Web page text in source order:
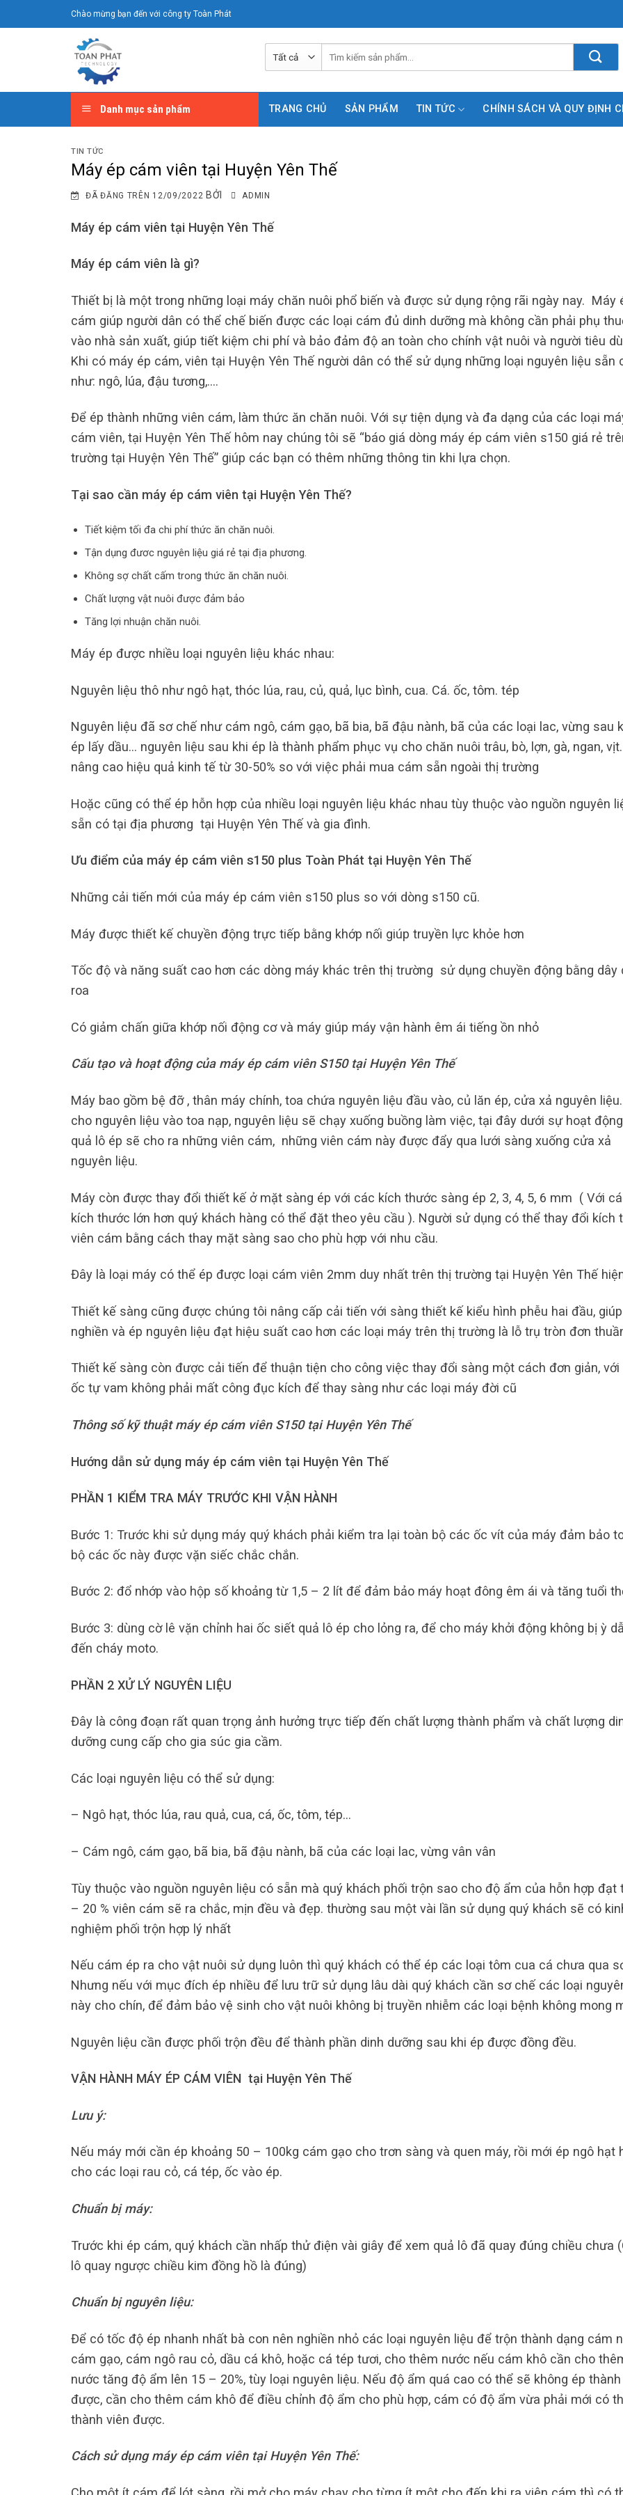
đến
Chào mừng bạn đến với công ty Toàn Phát
Danh mục sản phẩm TRANG CHỦ SẢN PHẨM TIN TỨC CHÍNH SÁCH VÀ QUY ĐỊNH
TIN TỨC
Máy ép cám viên tại Huyện Yên Thế
ĐÃ ĐĂNG TRÊN 12/09/2022 BỞI ADMIN
Máy ép cám viên tại Huyện Yên Thế
Máy ép cám viên là gì?
Thiết bị là một trong những loại máy chăn nuôi phổ biến và được sử dụng rộng rãi ngày nay. Máy
cám giúp người dân có thể chế biến được các loại cám đủ dinh dưỡng mà không cần phải phụ
vào nhà sản xuất, giúp tiết kiệm chi phí và bảo đảm độ an toàn cho chính vật nuôi và người tiêu
Khi có máy ép cám, viên tại Huyện Yên Thế người dân có thể sử dụng những loại nguyên liệu sẵn
như: ngô, lúa, đậu tương,….
Để ép thành những viên cám, làm thức ăn chăn nuôi. Với sự tiện dụng và đa dạng của các loại
cám viên, tại Huyện Yên Thế hôm nay chúng tôi sẽ “báo giá dòng máy ép cám viên s150 giá rẻ
trường tại Huyện Yên Thế” giúp các bạn có thêm những thông tin khi lựa chọn.
Tại sao cần máy ép cám viên tại Huyện Yên Thế?
Tiết kiệm tối đa chi phí thức ăn chăn nuôi.
Tận dụng đươc nguyên liệu giá rẻ tại địa phương.
Không sợ chất cấm trong thức ăn chăn nuôi.
Chất lượng vật nuôi được đảm bảo
Tăng lợi nhuận chăn nuôi.
Máy ép được nhiều loại nguyên liệu khác nhau:
Nguyên liệu thô như ngô hạt, thóc lúa, rau, củ, quả, lục bình, cua. Cá. ốc, tôm. tép
Nguyên liệu đã sơ chế như cám ngô, cám gạo, bã bia, bã đậu nành, bã của các loại lac, vừng sau
ép lấy dầu… nguyên liệu sau khi ép là thành phẩm phục vụ cho chăn nuôi trâu, bò, lợn, gà, ngan,
nâng cao hiệu quả kinh tế từ 30-50% so với việc phải mua cám sẵn ngoài thị trường
Hoặc cũng có thể ép hỗn hợp của nhiều loại nguyên liệu khác nhau tùy thuộc vào nguồn nguyên
sẵn có tại địa phương tại Huyện Yên Thế và gia đình.
Ưu điểm của máy ép cám viên s150 plus Toàn Phát tại Huyện Yên Thế
Những cải tiến mới của máy ép cám viên s150 plus so với dòng s150 cũ.
Máy được thiết kế chuyền động trực tiếp bằng khớp nối giúp truyền lực khỏe hơn
Tốc độ và năng suất cao hơn các dòng máy khác trên thị trường sử dụng chuyền động bằng dây
roa
Có giảm chấn giữa khớp nối động cơ và máy giúp máy vận hành êm ái tiếng ồn nhỏ
Cấu tạo và hoạt động của máy ép cám viên S150 tại Huyện Yên Thế
Máy bao gồm bệ đỡ , thân máy chính, toa chứa nguyên liệu đầu vào, củ lăn ép, cửa xả nguyên
cho nguyên liệu vào toa nạp, nguyên liệu sẽ chạy xuống buồng làm việc, tại đây dưới sự hoạt
quả lô ép sẽ cho ra những viên cám, những viên cám này được đẩy qua lưới sàng xuống cửa xả
nguyên liệu.
Máy còn được thay đổi thiết kế ở mặt sàng ép với các kích thước sàng ép 2, 3, 4, 5, 6 mm ( Với
kích thước lớn hơn quý khách hàng có thể đặt theo yêu cầu ). Người sử dụng có thể thay đổi kích
viên cám bằng cách thay mặt sàng sao cho phù hợp với nhu cầu.
Đây là loại máy có thể ép được loại cám viên 2mm duy nhất trên thị trường tại Huyện Yên Thế
Thiết kế sàng cũng được chúng tôi nâng cấp cải tiến với sàng thiết kế kiểu hình phễu hai đầu, giúp
nghiền và ép nguyên liệu đạt hiệu suất cao hơn các loại máy trên thị trường là lỗ trụ tròn đơn
Thiết kế sàng còn được cải tiến để thuận tiện cho công việc thay đổi sàng một cách đơn giản, với
ốc tự vam không phải mất công đục kích để thay sàng như các loại máy đời cũ
Thông số kỹ thuật máy ép cám viên S150 tại Huyện Yên Thế
Hướng dẫn sử dụng máy ép cám viên tại Huyện Yên Thế
PHẦN 1 KIỂM TRA MÁY TRƯỚC KHI VẬN HÀNH
Bước 1: Trước khi sử dụng máy quý khách phải kiểm tra lại toàn bộ các ốc vít của máy đảm bảo
bộ các ốc này được vặn siếc chắc chắn.
Bước 2: đổ nhớp vào hộp số khoảng từ 1,5 – 2 lít để đảm bảo máy hoạt đông êm ái và tăng tuổi
Bước 3: dùng cờ lê vặn chỉnh hai ốc siết quả lô ép cho lỏng ra, để cho máy khởi động không bị ỳ
đến cháy moto.
PHẦN 2 XỬ LÝ NGUYÊN LIỆU
Đây là công đoạn rất quan trọng ảnh hưởng trực tiếp đến chất lượng thành phẩm và chất lượng
dưỡng cung cấp cho gia súc gia cầm.
Các loại nguyên liệu có thể sử dụng:
– Ngô hạt, thóc lúa, rau quả, cua, cá, ốc, tôm, tép…
– Cám ngô, cám gạo, bã bia, bã đậu nành, bã của các loại lac, vừng vân vân
Tùy thuộc vào nguồn nguyên liệu có sẵn mà quý khách phối trộn sao cho độ ẩm của hỗn hợp đạt
– 20 % viên cám sẽ ra chắc, mịn đều và đẹp. thường sau một vài lần sử dụng quý khách sẽ có
nghiệm phối trộn hợp lý nhất
Nếu cám ép ra cho vật nuôi sử dụng luôn thì quý khách có thể ép các loại tôm cua cá chưa qua
Nhưng nếu với mục đích ép nhiều để lưu trữ sử dụng lâu dài quý khách cần sơ chế các loại
này cho chín, để đảm bảo vệ sinh cho vật nuôi không bị truyền nhiễm các loại bệnh không mong
Nguyên liệu cần được phối trộn đều để thành phần dinh dưỡng sau khi ép được đồng đều.
VẬN HÀNH MÁY ÉP CÁM VIÊN tại Huyện Yên Thế
Lưu ý:
Nếu máy mới cần ép khoảng 50 – 100kg cám gạo cho trơn sàng và quen máy, rồi mới ép ngô hạt
cho các loại rau cỏ, cá tép, ốc vào ép.
Chuẩn bị máy:
Trước khi ép cám, quý khách cần nhấp thử điện vài giây để xem quả lô đã quay đúng chiều chưa
lô quay ngược chiều kim đồng hồ là đúng)
Chuẩn bị nguyên liệu:
Để có tốc độ ép nhanh nhất bà con nên nghiền nhỏ các loại nguyên liệu để trộn thành dạng cám
cám gạo, cám ngô rau cỏ, dầu cá khô, hoặc cá tép tươi, cho thêm nước nếu cám khô cần cho
nước tăng độ ẩm lên 15 – 20%, tùy loại nguyên liệu. Nếu độ ẩm quá cao có thể sẽ không ép thành
được, cần cho thêm cám khô để điều chỉnh độ ẩm cho phù hợp, cám có độ ẩm vừa phải mới có
thành viên được.
Cách sử dụng máy ép cám viên tại Huyện Yên Thế: